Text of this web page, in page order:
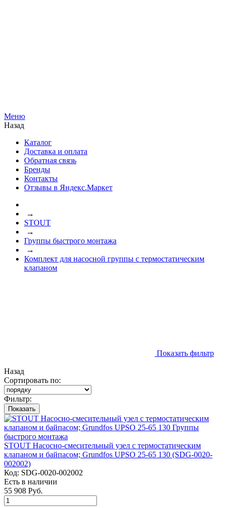
Меню
Назад
Каталог
Доставка и оплата
Обратная связь
Бренды
Контакты
Отзывы в Яндекс.Маркет
→
STOUT
→
Группы быстрого монтажа
→
Комплект для насосной группы с термостатическим
клапаном
Показать фильтр
Назад
Сортировать по:
Фильтр:
Показать
STOUT Насосно-смесительный узел с термостатическим
клапаном и байпасом; Grundfos UPSO 25-65 130 (SDG-0020-
002002)
Код: SDG-0020-002002
Есть в наличии
55 908 Руб.